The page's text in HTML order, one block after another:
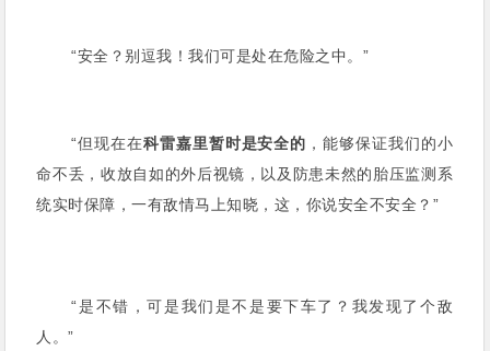
“安全？别逗我！我们可是处在危险之中。”
“但现在在科雷嘉里暂时是安全的 ，能够保证我们的小
命不丢，收放自如的外后视镜，以及防患未然的胎压监测系
统实时保障，一有敌情马上知晓，这，你说安全不安全？”
“是不错，可是我们是不是要下车了？我发现了个敌
人。”